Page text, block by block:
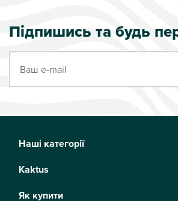
Підпишись та будь
Наші категорії
Kaktus
Як купити